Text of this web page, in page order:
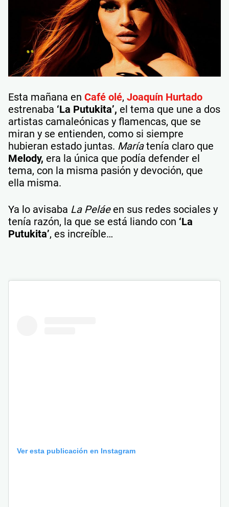
Esta mañana en Café olé, Joaquín Hurtado
estrenaba ‘La Putukita’, el tema que une a dos
artistas camaleónicas y flamencas, que se
miran y se entienden, como si siempre
hubieran estado juntas. Maríatenía claro que
Melody, era la única que podía defender el
tema, con la misma pasión y devoción, que
ella misma.
Ya lo avisaba La Peláeen sus redes sociales y
tenía razón, la que se está liando con ‘La
Putukita’, es increíble…
Ver esta publicación en Instagram